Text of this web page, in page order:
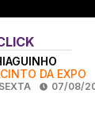
DA EXPO
SEXTA 07/08/